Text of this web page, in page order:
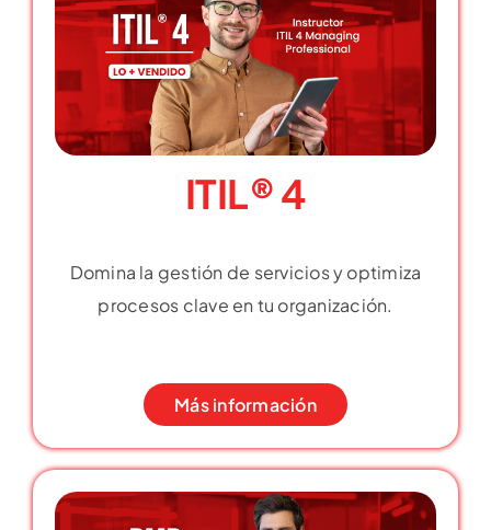
ITIL® 4
Domina la gestión de servicios y optimiza
procesos clave en tu organización.
Más información